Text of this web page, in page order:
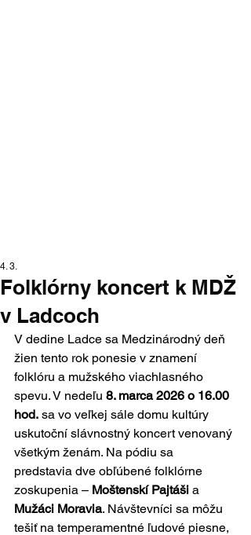
Folklórny koncert k MDŽ
v Ladcoch
4. 3.
V dedine Ladce sa Medzinárodný deň
žien tento rok ponesie v znamení
folklóru a mužského viachlasného
spevu. V nedeľu 8. marca 2026 o 16.00
hod. sa vo veľkej sále domu kultúry
uskutoční slávnostný koncert venovaný
všetkým ženám. Na pódiu sa
predstavia dve obľúbené folklórne
zoskupenia – Moštenskí Pajtáši a
Mužáci Moravia. Návštevníci sa môžu
tešiť na temperamentné ľudové piesne,